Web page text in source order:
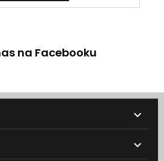
na Facebooku

